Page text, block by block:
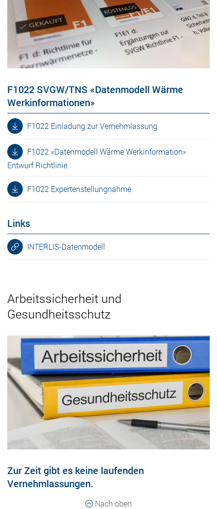
F1022 SVGW/TNS «Datenmodell Wärme
Werkinformationen»
F1022 Einladung zur Vernehmlassung
F1022 «Datenmodell Wärme Werkinformation»
Entwurf Richtlinie
F1022 Expertenstellungnahme
Links
INTERLIS-Datenmodell
Arbeitssicherheit und
Gesundheitsschutz
Zur Zeit gibt es keine laufenden
Vernehmlassungen.
Nach oben